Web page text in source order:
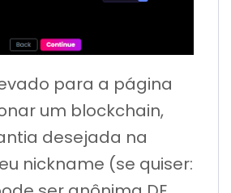
para a página
um blockchain,
desejada na
nickname (se quiser: